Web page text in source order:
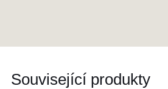
Související produkty